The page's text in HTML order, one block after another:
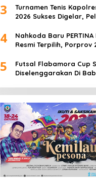
3
Turnamen Tenis
2026 Sukses Digelar,
4
Nahkoda Baru
Resmi Terpilih, Porprov
5
Futsal Flabamora Cup
Diselenggarakan Di